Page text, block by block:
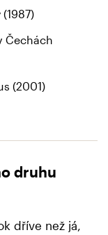
Čechách
(2001)
druhu
dříve než já,